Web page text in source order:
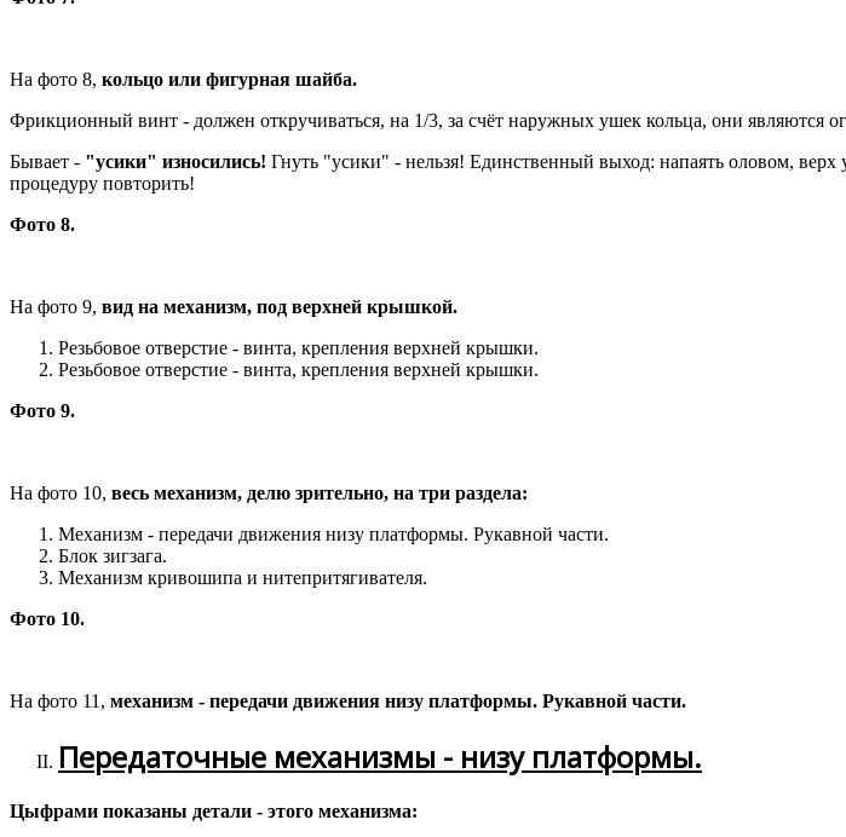
На фото 8, кольцо или фигурная шайба.
Фрикционный винт - должен откручиваться, на 1/3, за счёт наружных ушек кольца, они являются
Бывает - "усики" износились! Гнуть "усики" - нельзя! Единственный выход: напаять оловом,
процедуру повторить!
Фото 8.
На фото 9, вид на механизм, под верхней крышкой.
Резьбовое отверстие - винта, крепления верхней крышки.
Резьбовое отверстие - винта, крепления верхней крышки.
Фото 9.
На фото 10, весь механизм, делю зрительно, на три раздела:
Механизм - передачи движения низу платформы. Рукавной части.
Блок зигзага.
Механизм кривошипа и нитепритягивателя.
Фото 10.
На фото 11, механизм - передачи движения низу платформы. Рукавной части.
Передаточные механизмы - низу платформы.
Цыфрами показаны детали - этого механизма: